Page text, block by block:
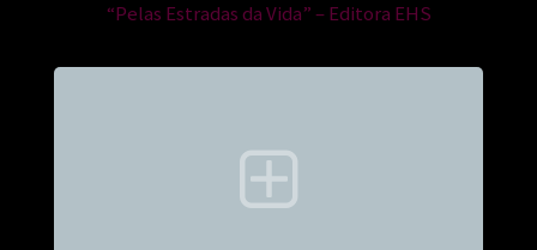
“Pelas Estradas da Vida” – Editora EHS